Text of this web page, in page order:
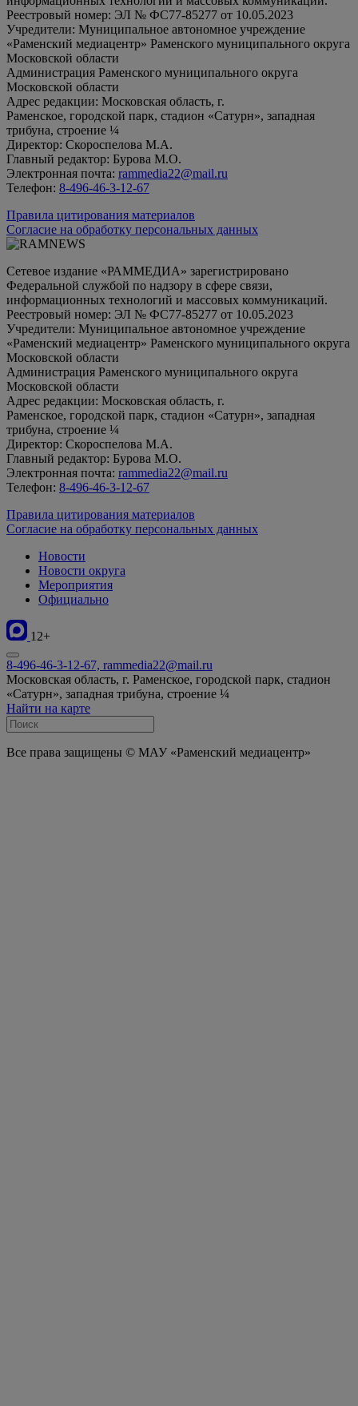
Реестровый номер: ЭЛ № ФС77-85277 от 10.05.2023
Учредители: Муниципальное автономное учреждение
«Раменский медиацентр» Раменского муниципального округа
Московской области
Администрация Раменского муниципального округа
Московской области
Адрес редакции: Московская область, г.
Раменское, городской парк, стадион «Сатурн», западная
трибуна, строение ¼
Директор: Скороспелова М.А.
Главный редактор: Бурова М.О.
Электронная почта: rammedia22@mail.ru
Телефон: 8-496-46-3-12-67
Правила цитирования материалов
Согласие на обработку персональных данных
Сетевое издание «РАММЕДИА» зарегистрировано
Федеральной службой по надзору в сфере связи,
информационных технологий и массовых коммуникаций.
Реестровый номер: ЭЛ № ФС77-85277 от 10.05.2023
Учредители: Муниципальное автономное учреждение
«Раменский медиацентр» Раменского муниципального округа
Московской области
Администрация Раменского муниципального округа
Московской области
Адрес редакции: Московская область, г.
Раменское, городской парк, стадион «Сатурн», западная
трибуна, строение ¼
Директор: Скороспелова М.А.
Главный редактор: Бурова М.О.
Электронная почта: rammedia22@mail.ru
Телефон: 8-496-46-3-12-67
Правила цитирования материалов
Согласие на обработку персональных данных
Новости
Новости округа
Мероприятия
Официально
12+
8-496-46-3-12-67, rammedia22@mail.ru
Московская область, г. Раменское, городской парк, стадион
«Сатурн», западная трибуна, строение ¼
Найти на карте
Все права защищены © МАУ «Раменский медиацентр»